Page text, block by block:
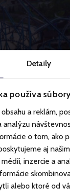
Detaily
používa
a reklám,
analýzu
o tom, ako
aj
inzercie a
alebo ktoré od
Night PLUS
Ajánlat